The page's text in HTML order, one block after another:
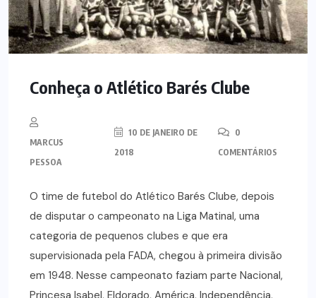
Conheça o Atlético Barés Clube
MARCUS
PESSOA
10 DE JANEIRO DE
2018
0
COMENTÁRIOS
O time de futebol do Atlético Barés Clube, depois
de disputar o campeonato na Liga Matinal, uma
categoria de pequenos clubes e que era
supervisionada pela FADA, chegou à primeira divisão
em 1948. Nesse campeonato faziam parte Nacional,